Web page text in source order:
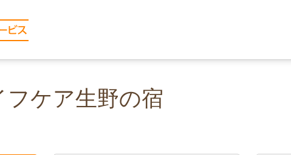
フケア生野の宿